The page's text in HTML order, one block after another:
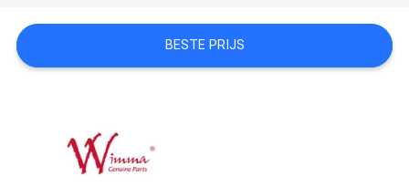
BESTE PRIJS